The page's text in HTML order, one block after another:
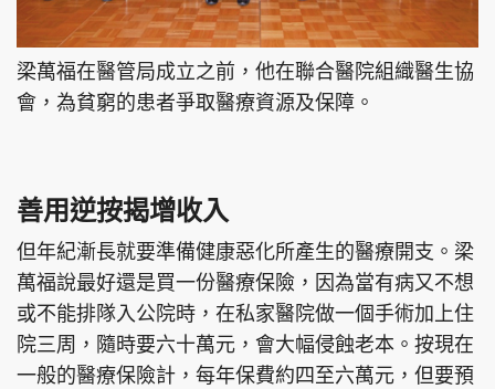
梁萬福在醫管局成立之前，他在聯合醫院組織醫生協
會，為貧窮的患者爭取醫療資源及保障。
善用逆按揭增收入
但年紀漸長就要準備健康惡化所產生的醫療開支。梁
萬福說最好還是買一份醫療保險，因為當有病又不想
或不能排隊入公院時，在私家醫院做一個手術加上住
院三周，隨時要六十萬元，會大幅侵蝕老本。按現在
一般的醫療保險計，每年保費約四至六萬元，但要預